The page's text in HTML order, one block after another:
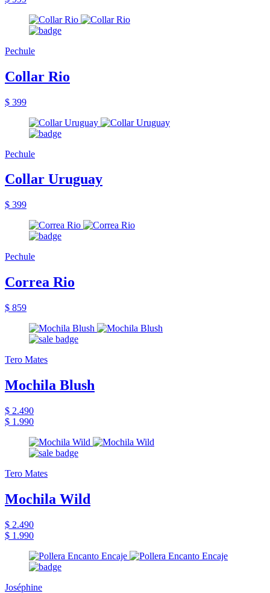
Pechule
Collar Rio
$ 399
Pechule
Collar Uruguay
$ 399
Pechule
Correa Rio
$ 859
Tero Mates
Mochila Blush
$ 2.490
$ 1.990
Tero Mates
Mochila Wild
$ 2.490
$ 1.990
Joséphine